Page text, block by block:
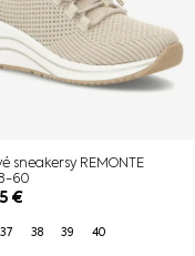
sneakersy REMONTE
60
€
37 38 39 40